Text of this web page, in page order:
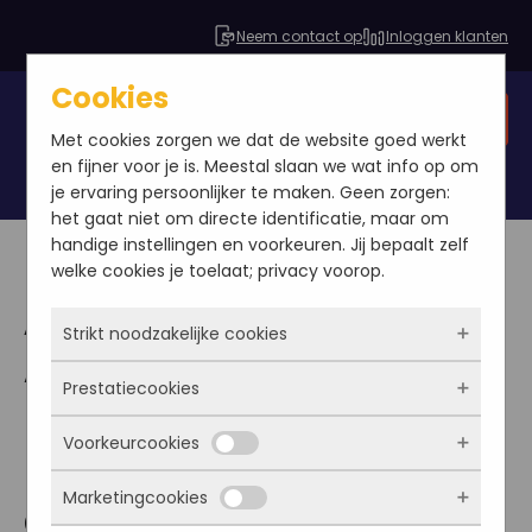
Neem contact op Inloggen klanten
Adwords pakket
Adwords campagnes
met rendement? Dat
kan met Adwords
Cookies
Met cookies zorgen we dat de website goed werkt
en fijner voor je is. Meestal slaan we wat info op om
je ervaring persoonlijker te maken. Geen zorgen:
het gaat niet om directe identificatie, maar om
handige instellingen en voorkeuren. Jij bepaalt zelf
welke cookies je toelaat; privacy voorop.
Strikt noodzakelijke cookies
Deze cookies zorgen ervoor dat de website
überhaupt werkt. Ze zijn dus altijd actief en
kunnen niet worden uitgezet. Meestal worden
ze alleen geplaatst als jij iets doet, zoals
inloggen, een formulier invullen of je
Prestatiecookies
Met deze cookies zien we hoe vaak onze site
bezocht wordt, waar bezoekers vandaan
komen en welke pagina’s populair zijn. Zo
Voorkeurcookies
Deze cookies onthouden jouw voorkeuren.
Marketingcookies